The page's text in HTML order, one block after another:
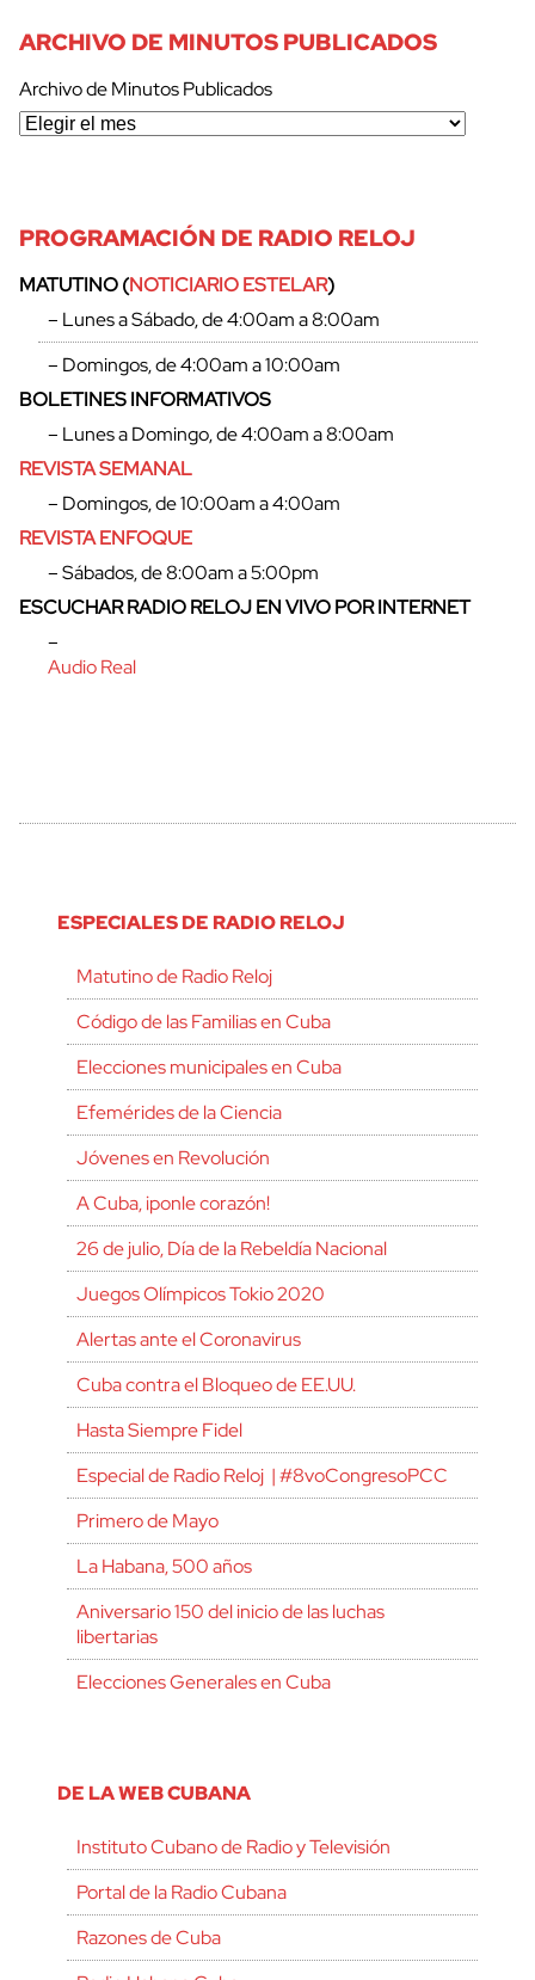
cerrar
ARCHIVO DE MINUTOS PUBLICADOS
Archivo de Minutos Publicados
PROGRAMACIÓN DE RADIO RELOJ
MATUTINO (NOTICIARIO ESTELAR)
– Lunes a Sábado, de 4:00am a 8:00am
– Domingos, de 4:00am a 10:00am
BOLETINES INFORMATIVOS
– Lunes a Domingo, de 4:00am a 8:00am
REVISTA SEMANAL
– Domingos, de 10:00am a 4:00am
REVISTA ENFOQUE
– Sábados, de 8:00am a 5:00pm
ESCUCHAR RADIO RELOJ EN VIVO POR INTERNET
–
Audio Real
ESPECIALES DE RADIO RELOJ
Matutino de Radio Reloj
Código de las Familias en Cuba
Elecciones municipales en Cuba
Efemérides de la Ciencia
Jóvenes en Revolución
A Cuba, ¡ponle corazón!
26 de julio, Día de la Rebeldía Nacional
Juegos Olímpicos Tokio 2020
Alertas ante el Coronavirus
Cuba contra el Bloqueo de EE.UU.
Hasta Siempre Fidel
Especial de Radio Reloj | #8voCongresoPCC
Primero de Mayo
La Habana, 500 años
Aniversario 150 del inicio de las luchas
libertarias
Elecciones Generales en Cuba
DE LA WEB CUBANA
Instituto Cubano de Radio y Televisión
Portal de la Radio Cubana
Razones de Cuba